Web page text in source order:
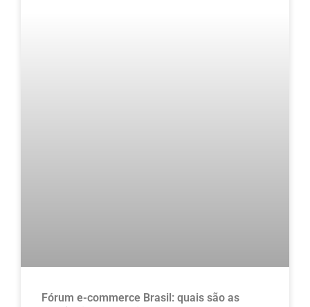
Fórum e-commerce Brasil: quais são as